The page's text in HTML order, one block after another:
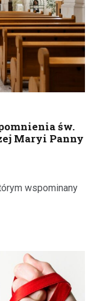
św.
Maryi Panny
wspominany